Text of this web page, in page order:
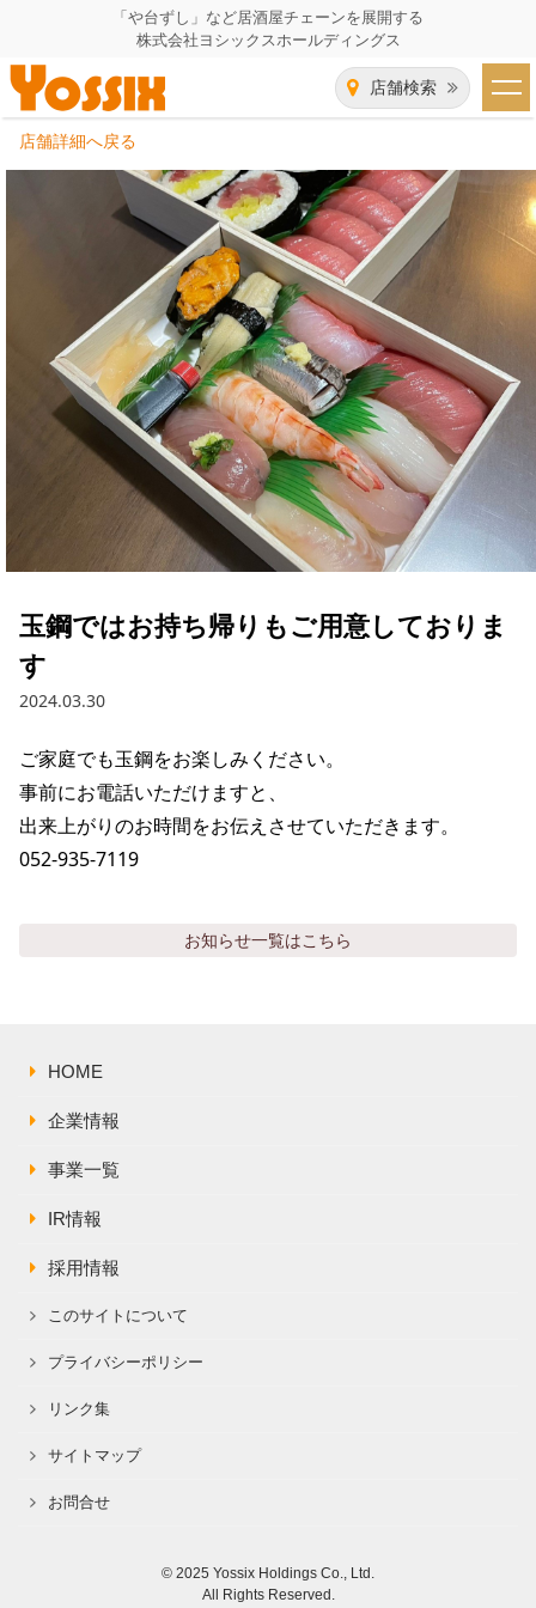
「や台ずし」など居酒屋チェーンを展開する
株式会社ヨシックスホールディングス
店舗検索
HOME
企業情報
企業情報トップ
代表者あいさつ
グループ会社
会社概要
経営陣
飲食事業紹介
飲食事業紹介トップ
や台ずし
ニパチ
これや
焼とりてっぱん
せんと
や台や
IR（株主・投資家）情報
IR情報トップ
会長メッセージ
コーポレートガバナンス
財務情報
業績推移
財政状況
株式情報
IRライブラリ
IRライブラリトップ
決算説明資料
株主総会関連資料
その他IR資料
適時開示資料
IRカレンダー
FAQ
採用情報
採用情報トップ
店舗物件・店舗施工管理業者の募集
お問い合わせ
ご意見・アンケート（ご来店の方）
プライバシーポリシー
リンク集
店舗詳細へ戻る
玉鋼ではお持ち帰りもご用意しておりま
す
2024.03.30
ご家庭でも玉鋼をお楽しみください。
事前にお電話いただけますと、
出来上がりのお時間をお伝えさせていただきます。
052-935-7119
お知らせ一覧はこちら
HOME
企業情報
事業一覧
IR情報
採用情報
このサイトについて
プライバシーポリシー
リンク集
サイトマップ
お問合せ
© 2025 Yossix Holdings Co., Ltd.
All Rights Reserved.